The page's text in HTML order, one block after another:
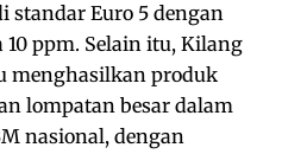
standar Euro 5 dengan
ppm. Selain itu, Kilang
menghasilkan produk
lompatan besar dalam
nasional, dengan